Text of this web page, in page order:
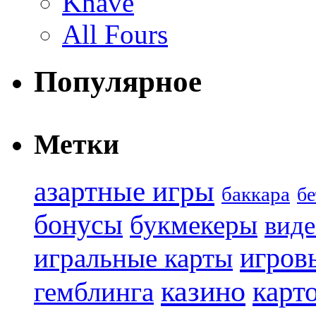
All Fours
Популярное
Метки
азартные игры баккара
бонусы букмекеры
игральные карты
гемблинга казино